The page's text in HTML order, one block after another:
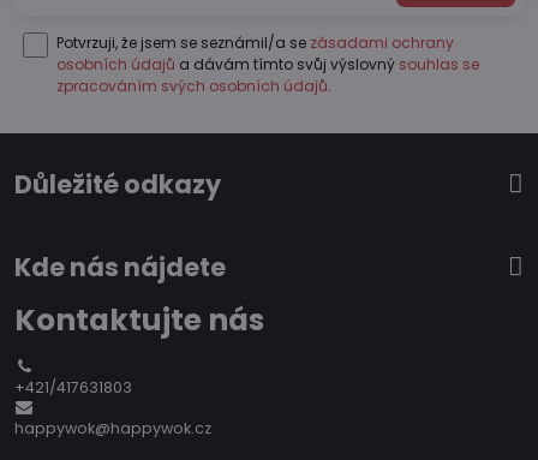
Potvrzuji, že jsem se seznámil/a se zásadami ochrany
osobních údajů a dávám tímto svůj výslovný souhlas se
zpracováním svých osobních údajů.
Důležité odkazy
Kde nás nájdete
Kontaktujte nás
+421/417631803
happywok@happywok.cz